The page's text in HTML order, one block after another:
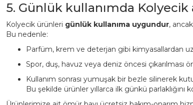
5. Günlük kullanımda
Kolyecik ürünleri günlük kullanıma uygundur,
Bu nedenle:
Parfüm, krem ve deterjan gibi kimyasallardan
Spor, duş, havuz veya deniz öncesi çıkarılması
Kullanım sonrası yumuşak bir bezle silinerek
Bu şekilde ürünler yıllarca ilk günkü parlaklığını